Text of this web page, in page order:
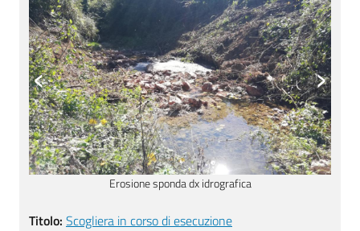
Gabbionate esistenti
‹ ›
Titolo: Scogliera in corso di esecuzione